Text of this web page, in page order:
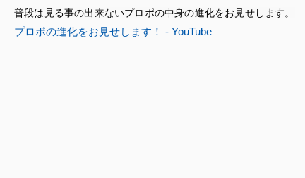
普段は見る事の出来ないプロポの中身の進化をお見せします。
プロポの進化をお見せします！ - YouTube